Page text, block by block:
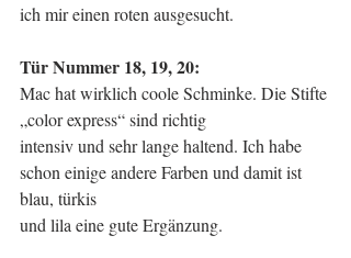
ich mir einen roten ausgesucht.
Tür Nummer 18, 19, 20:
Mac hat wirklich coole Schminke. Die Stifte
„color express“ sind richtig
intensiv und sehr lange haltend. Ich habe
schon einige andere Farben und damit ist
blau, türkis
und lila eine gute Ergänzung.